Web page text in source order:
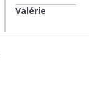
Valérie